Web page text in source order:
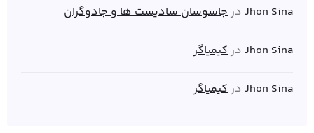
Jhon Sina درجاسوسان سادیست ها و جادوگران
Jhon Sina درکیمیاگر
Jhon Sina درکیمیاگر